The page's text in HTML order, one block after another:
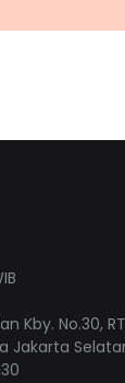
Kby. No.30,
Jakarta